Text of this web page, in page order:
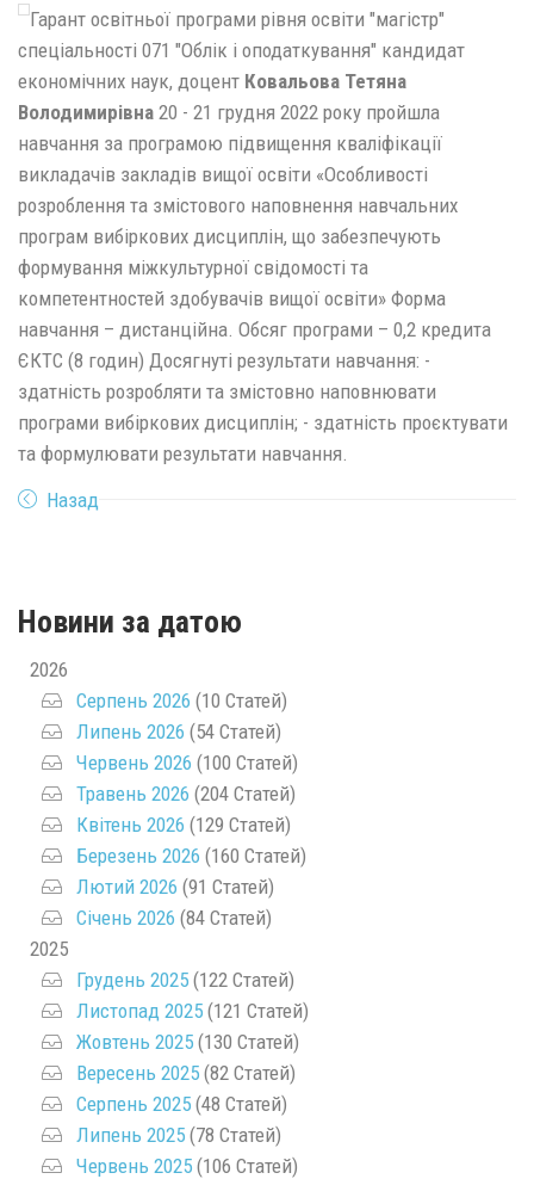
Гарант освітньої програми рівня освіти "магістр"
спеціальності 071 "Облік і оподаткування" кандидат
економічних наук, доцент Ковальова Тетяна
Володимирівна 20 - 21 грудня 2022 року пройшла
навчання за програмою підвищення кваліфікації
викладачів закладів вищої освіти «Особливості
розроблення та змістового наповнення навчальних
програм вибіркових дисциплін, що забезпечують
формування міжкультурної свідомості та
компетентностей здобувачів вищої освіти» Форма
навчання – дистанційна. Обсяг програми – 0,2 кредита
ЄКТС (8 годин) Досягнуті результати навчання: -
здатність розробляти та змістовно наповнювати
програми вибіркових дисциплін; - здатність проєктувати
та формулювати результати навчання.
Назад
Новини за датою
2026
Серпень 2026 (10 Статей)
Липень 2026 (54 Статей)
Червень 2026 (100 Статей)
Травень 2026 (204 Статей)
Квітень 2026 (129 Статей)
Березень 2026 (160 Статей)
Лютий 2026 (91 Статей)
Січень 2026 (84 Статей)
2025
Грудень 2025 (122 Статей)
Листопад 2025 (121 Статей)
Жовтень 2025 (130 Статей)
Вересень 2025 (82 Статей)
Серпень 2025 (48 Статей)
Липень 2025 (78 Статей)
Червень 2025 (106 Статей)